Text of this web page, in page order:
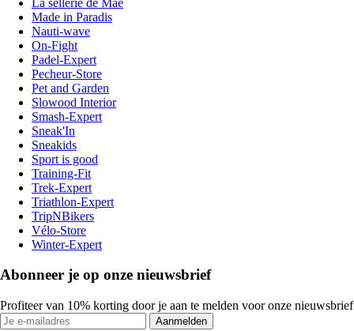
Made in Paradis
Nauti-wave
On-Fight
Padel-Expert
Pecheur-Store
Pet and Garden
Slowood Interior
Smash-Expert
Sneak'In
Sneakids
Sport is good
Training-Fit
Trek-Expert
Triathlon-Expert
TripNBikers
Vélo-Store
Winter-Expert
Abonneer je op onze nieuwsbrief
Profiteer van 10% korting door je aan te melden voor onze nieuwsbrief
Aanmelden